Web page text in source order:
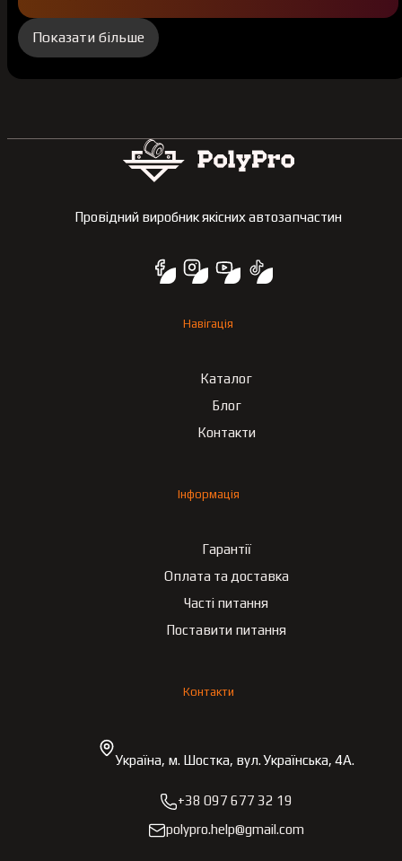
Показати більше
Провідний виробник якісних автозапчастин
Навігація
Каталог
Блог
Контакти
Інформація
Гарантії
Оплата та доставка
Часті питання
Поставити питання
Контакти
Україна, м. Шостка, вул. Українська, 4А.
+38 097 677 32 19
polypro.help@gmail.com